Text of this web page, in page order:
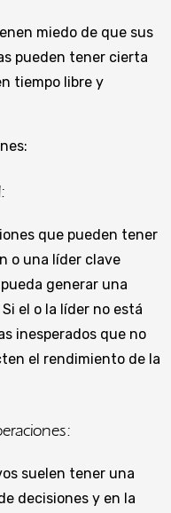
miedo de que sus
pueden tener cierta
tiempo libre y
que pueden tener
o una líder clave
generar una
el o la líder no está
inesperados que no
el rendimiento de la
suelen tener una
decisiones y en la